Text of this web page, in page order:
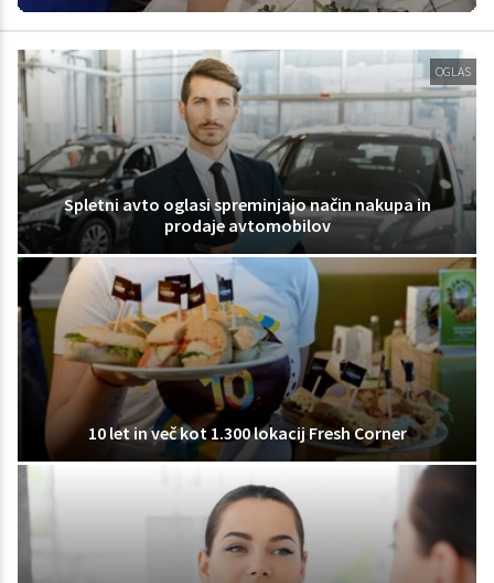
OGLAS
Spletni avto oglasi spreminjajo način nakupa in
prodaje avtomobilov
10 let in več kot 1.300 lokacij Fresh Corner